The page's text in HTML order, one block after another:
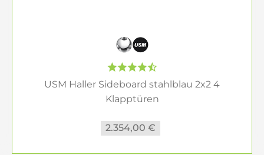
USM Haller Sideboard stahlblau 2x2 4
Klapptüren
2.354,00 €